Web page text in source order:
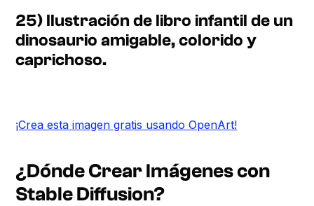
25) Ilustración de libro infantil de un
dinosaurio amigable, colorido y
caprichoso.
¡Crea esta imagen gratis usando OpenArt!
¿Dónde Crear Imágenes con
Stable Diffusion?